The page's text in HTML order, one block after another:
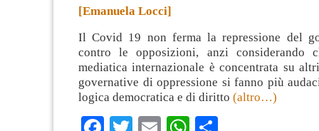
[Emanuela Locci]
Il Covid 19 non ferma la repressione del
contro le opposizioni, anzi considerando
mediatica internazionale è concentrata su
governative di oppressione si fanno più
logica democratica e di diritto (altro…)